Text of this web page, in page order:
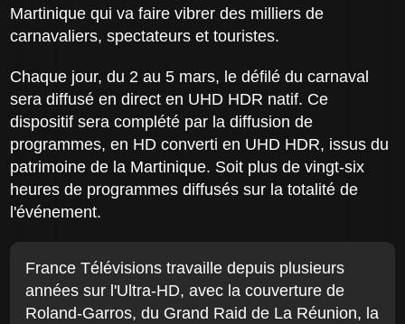
Martinique qui va faire vibrer des milliers de
carnavaliers, spectateurs et touristes.
Chaque jour, du 2 au 5 mars, le défilé du carnaval
sera diffusé en direct en UHD HDR natif. Ce
dispositif sera complété par la diffusion de
programmes, en HD converti en UHD HDR, issus du
patrimoine de la Martinique. Soit plus de vingt-six
heures de programmes diffusés sur la totalité de
l'événement.
France Télévisions travaille depuis plusieurs
années sur l'Ultra-HD, avec la couverture de
Roland-Garros, du Grand Raid de La Réunion, la